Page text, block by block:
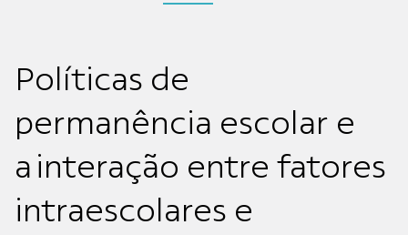
Políticas de
permanência escolar e
a interação entre fatores
intraescolares e